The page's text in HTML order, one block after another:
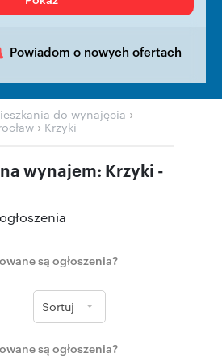
Powiadom o nowych ofertach
do wynajęcia ›
› Krzyki
wynajem: Krzyki -
ogłoszenia
są ogłoszenia?
Sortuj
są ogłoszenia?